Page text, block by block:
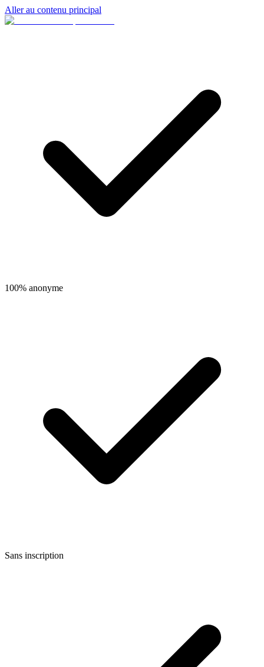
Aller au contenu principal
100% anonyme
Sans inscription